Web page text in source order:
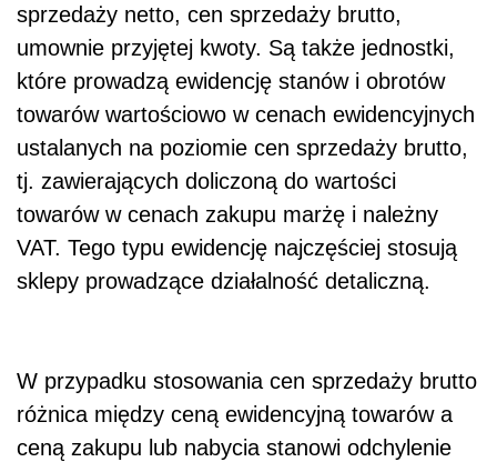
sprzedaży netto, cen sprzedaży brutto,
umownie przyjętej kwoty. Są także jednostki,
które prowadzą ewidencję stanów i obrotów
towarów wartościowo w cenach ewidencyjnych
ustalanych na poziomie cen sprzedaży brutto,
tj. zawierających doliczoną do wartości
towarów w cenach zakupu marżę i należny
VAT. Tego typu ewidencję najczęściej stosują
sklepy prowadzące działalność detaliczną.
W przypadku stosowania cen sprzedaży brutto
różnica między ceną ewidencyjną towarów a
ceną zakupu lub nabycia stanowi odchylenie